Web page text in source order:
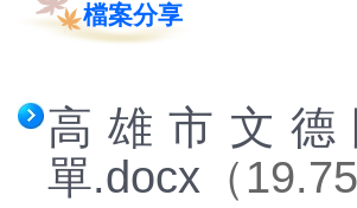
文德兒童校刊
網站推荐
本土教育網
檔案分享
高雄市文
單.docx （